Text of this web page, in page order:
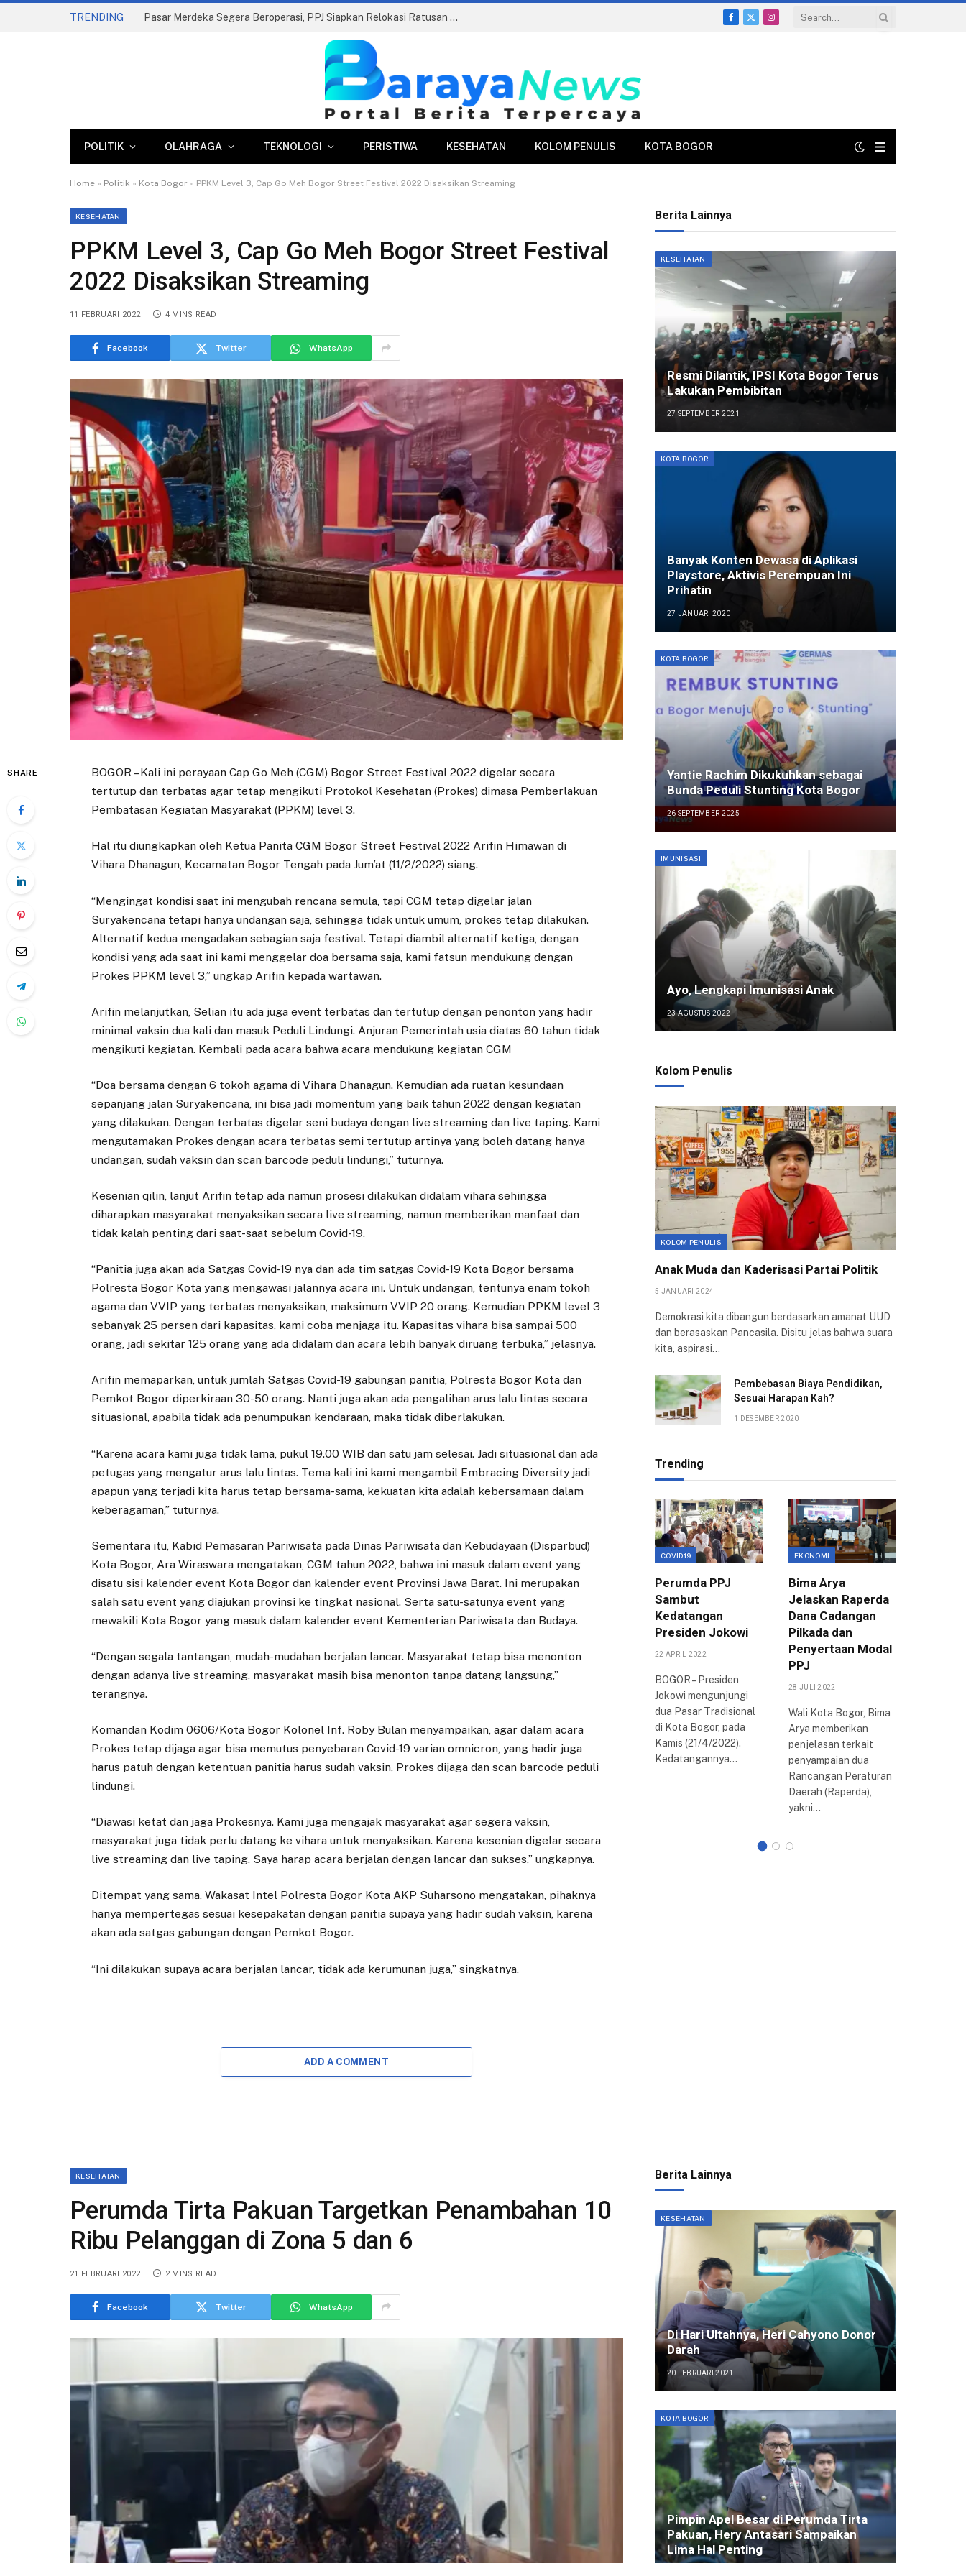
TRENDING Pasar Merdeka Segera Beroperasi, PPJ Siapkan Relokasi Ratusan Pedagang dan PKL
Facebook
X
Instagram
POLITIK OLAHRAGA TEKNOLOGI PERISTIWA KESEHATAN KOLOM PENULIS KOTA BOGOR
Home » Politik » Kota Bogor » PPKM Level 3, Cap Go Meh Bogor Street Festival 2022 Disaksikan Streaming
KESEHATAN
PPKM Level 3, Cap Go Meh Bogor Street Festival
2022 Disaksikan Streaming
11 FEBRUARI 2022 4 MINS READ
Facebook Twitter WhatsApp
SHARE
BOGOR – Kali ini perayaan Cap Go Meh (CGM) Bogor Street Festival 2022 digelar secara
tertutup dan terbatas agar tetap mengikuti Protokol Kesehatan (Prokes) dimasa Pemberlakuan
Pembatasan Kegiatan Masyarakat (PPKM) level 3.
Hal itu diungkapkan oleh Ketua Panita CGM Bogor Street Festival 2022 Arifin Himawan di
Vihara Dhanagun, Kecamatan Bogor Tengah pada Jum’at (11/2/2022) siang.
“Mengingat kondisi saat ini mengubah rencana semula, tapi CGM tetap digelar jalan
Suryakencana tetapi hanya undangan saja, sehingga tidak untuk umum, prokes tetap dilakukan.
Alternatif kedua mengadakan sebagian saja festival. Tetapi diambil alternatif ketiga, dengan
kondisi yang ada saat ini kami menggelar doa bersama saja, kami fatsun mendukung dengan
Prokes PPKM level 3,” ungkap Arifin kepada wartawan.
Arifin melanjutkan, Selian itu ada juga event terbatas dan tertutup dengan penonton yang hadir
minimal vaksin dua kali dan masuk Peduli Lindungi. Anjuran Pemerintah usia diatas 60 tahun tidak
mengikuti kegiatan. Kembali pada acara bahwa acara mendukung kegiatan CGM
“Doa bersama dengan 6 tokoh agama di Vihara Dhanagun. Kemudian ada ruatan kesundaan
sepanjang jalan Suryakencana, ini bisa jadi momentum yang baik tahun 2022 dengan kegiatan
yang dilakukan. Dengan terbatas digelar seni budaya dengan live streaming dan live taping. Kami
mengutamakan Prokes dengan acara terbatas semi tertutup artinya yang boleh datang hanya
undangan, sudah vaksin dan scan barcode peduli lindungi,” tuturnya.
Kesenian qilin, lanjut Arifin tetap ada namun prosesi dilakukan didalam vihara sehingga
diharapkan masyarakat menyaksikan secara live streaming, namun memberikan manfaat dan
tidak kalah penting dari saat-saat sebelum Covid-19.
“Panitia juga akan ada Satgas Covid-19 nya dan ada tim satgas Covid-19 Kota Bogor bersama
Polresta Bogor Kota yang mengawasi jalannya acara ini. Untuk undangan, tentunya enam tokoh
agama dan VVIP yang terbatas menyaksikan, maksimum VVIP 20 orang. Kemudian PPKM level 3
sebanyak 25 persen dari kapasitas, kami coba menjaga itu. Kapasitas vihara bisa sampai 500
orang, jadi sekitar 125 orang yang ada didalam dan acara lebih banyak diruang terbuka,” jelasnya.
Arifin memaparkan, untuk jumlah Satgas Covid-19 gabungan panitia, Polresta Bogor Kota dan
Pemkot Bogor diperkiraan 30-50 orang. Nanti juga akan ada pengalihan arus lalu lintas secara
situasional, apabila tidak ada penumpukan kendaraan, maka tidak diberlakukan.
“Karena acara kami juga tidak lama, pukul 19.00 WIB dan satu jam selesai. Jadi situasional dan ada
petugas yang mengatur arus lalu lintas. Tema kali ini kami mengambil Embracing Diversity jadi
apapun yang terjadi kita harus tetap bersama-sama, kekuatan kita adalah kebersamaan dalam
keberagaman,” tuturnya.
Sementara itu, Kabid Pemasaran Pariwisata pada Dinas Pariwisata dan Kebudayaan (Disparbud)
Kota Bogor, Ara Wiraswara mengatakan, CGM tahun 2022, bahwa ini masuk dalam event yang
disatu sisi kalender event Kota Bogor dan kalender event Provinsi Jawa Barat. Ini merupakan
salah satu event yang diajukan provinsi ke tingkat nasional. Serta satu-satunya event yang
mewakili Kota Bogor yang masuk dalam kalender event Kementerian Pariwisata dan Budaya.
“Dengan segala tantangan, mudah-mudahan berjalan lancar. Masyarakat tetap bisa menonton
dengan adanya live streaming, masyarakat masih bisa menonton tanpa datang langsung,”
terangnya.
Komandan Kodim 0606/Kota Bogor Kolonel Inf. Roby Bulan menyampaikan, agar dalam acara
Prokes tetap dijaga agar bisa memutus penyebaran Covid-19 varian omnicron, yang hadir juga
harus patuh dengan ketentuan panitia harus sudah vaksin, Prokes dijaga dan scan barcode peduli
lindungi.
“Diawasi ketat dan jaga Prokesnya. Kami juga mengajak masyarakat agar segera vaksin,
masyarakat juga tidak perlu datang ke vihara untuk menyaksikan. Karena kesenian digelar secara
live streaming dan live taping. Saya harap acara berjalan dengan lancar dan sukses,” ungkapnya.
Ditempat yang sama, Wakasat Intel Polresta Bogor Kota AKP Suharsono mengatakan, pihaknya
hanya mempertegas sesuai kesepakatan dengan panitia supaya yang hadir sudah vaksin, karena
akan ada satgas gabungan dengan Pemkot Bogor.
“Ini dilakukan supaya acara berjalan lancar, tidak ada kerumunan juga,” singkatnya.
ADD A COMMENT
Berita Lainnya
KESEHATAN
Resmi Dilantik, IPSI Kota Bogor Terus
Lakukan Pembibitan
27 SEPTEMBER 2021
KOTA BOGOR
Banyak Konten Dewasa di Aplikasi
Playstore, Aktivis Perempuan Ini
Prihatin
27 JANUARI 2020
KOTA BOGOR
Yantie Rachim Dikukuhkan sebagai
Bunda Peduli Stunting Kota Bogor
26 SEPTEMBER 2025
IMUNISASI
Ayo, Lengkapi Imunisasi Anak
23 AGUSTUS 2022
Kolom Penulis
KOLOM PENULIS
Anak Muda dan Kaderisasi Partai Politik
5 JANUARI 2024
Demokrasi kita dibangun berdasarkan amanat UUD
dan berasaskan Pancasila. Disitu jelas bahwa suara
kita, aspirasi…
Pembebasan Biaya Pendidikan,
Sesuai Harapan Kah?
1 DESEMBER 2020
Trending
DPRD Kota Bogor
Terima Draft
RAPBD 2026,
Lakukan
Pembahasan
Bogor telah menerima
draft Rancangan
APBD 2026 Kota
Bogor yang
Ceu Atty Ajak
Warga Bogor
Belanja di Warung
16 JULI 2026
Somaddikarya,
mengajak masyarakat
kebiasaan berbelanja
COVID19
Perumda PPJ
Sambut
Kedatangan
Presiden Jokowi
22 APRIL 2022
BOGOR – Presiden
Jokowi mengunjungi
dua Pasar Tradisional
di Kota Bogor, pada
Kamis (21/4/2022).
Kedatangannya…
EKONOMI
Bima Arya
Jelaskan Raperda
Dana Cadangan
Pilkada dan
Penyertaan Modal
PPJ
28 JULI 2022
Wali Kota Bogor, Bima
Arya memberikan
penjelasan terkait
penyampaian dua
Rancangan Peraturan
Daerah (Raperda),
yakni…
KESEHATAN
Perumda Tirta Pakuan Targetkan Penambahan 10
Ribu Pelanggan di Zona 5 dan 6
21 FEBRUARI 2022 2 MINS READ
Facebook Twitter WhatsApp
Berita Lainnya
KESEHATAN
Di Hari Ultahnya, Heri Cahyono Donor
Darah
20 FEBRUARI 2021
KOTA BOGOR
Pimpin Apel Besar di Perumda Tirta
Pakuan, Hery Antasari Sampaikan
Lima Hal Penting